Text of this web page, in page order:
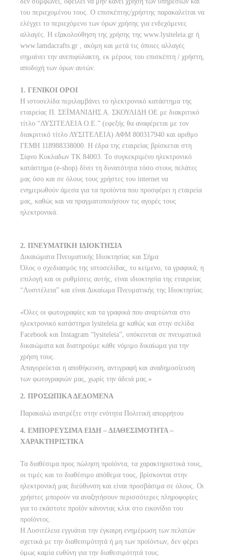
του περιεχομένου τους. Ο επισκέπτης/χρήστης παρακαλείται να
ελέγχει το περιεχόμενο των όρων χρήσης για ενδεχόμενες
αλλαγές. Η εξακολούθηση της χρήσης της www.lysiteleia.gr ή
www.lamdacrafts.gr , ακόμη και μετά τις όποιες αλλαγές
σημαίνει την ανεπιφύλακτη, εκ μέρους του επισκέπτη / χρήστη,
αποδοχή των όρων αυτών.
1. ΓΕΝΙΚΟΙ ΟΡΟΙ
H ιστοσελίδα περιλαμβάνει το ηλεκτρονικό κατάστημα της
εταιρείας Π. ΣΕΪΜΑΝΙΔΗΣ Α. ΣΚΟΥΛΙΔΗ ΟΕ με διακριτικό
τίτλο “ΛΥΣΙΤΕΛΕΙΑ Ο.Ε.” (εφεξής θα αναφέρεται με τον
διακριτικό τίτλο ΛΥΣΙΤΕΛΕΙΑ) ΑΦΜ 800317940 και αριθμο
ΓΕΜΗ 118988338000. Η έδρα της εταιρείας βρίσκεται στη
Σίφνο Κυκλαδων ΤΚ 84003. Το συγκεκριμένο ηλεκτρονικό
κατάστημα (e-shop) δίνει τη δυνατότητα τόσο στους πελάτες
μας όσο και σε όλους τους χρήστες του internet να
ενημερωθούν άμεσα για τα προϊόντα που προσφέρει η εταιρεία
μας, καθώς και να πραγματοποιήσουν τις αγορές τους
ηλεκτρονικά.
2. ΠΝΕΥΜΑΤΙΚΗ ΙΔΙΟΚΤΗΣΙΑ
Δικαιώματα Πνευματικής Ιδιοκτησίας και Σήμα
Όλος ο σχεδιασμός της ιστοσελίδας, το κείμενο, τα γραφικά, η
επιλογή και οι ρυθμίσεις αυτής, είναι ιδιοκτησία της εταιρείας
“Λυσιτέλεια” και είναι Δικαίωμα Πνευματικής της Ιδιοκτησίας.
«Όλες οι φωτογραφίες και τα γραφικά που αναρτώνται στο
ηλεκτρονικό κατάστημα lysiteleia.gr καθώς και στην σελίδα
Facebook και Instagram “lysiteleia”, υπόκεινται σε πνευματικά
δικαιώματα και διατηρούμε κάθε νόμιμο δικαίωμα για την
χρήση τους.
Απαγορεύεται η αποθήκευση, αντιγραφή και αναδημοσίευση
των φωτογραφιών μας, χωρίς την άδειά μας.»
2. ΠΡΟΣΩΠΙΚΑ ΔΕΔΟΜΕΝΑ
Παρακαλώ ανατρέξτε στην ενότητα Πολιτική απορρήτου
4. ΕΜΠΟΡΕΥΣΙΜΑ ΕΙΔΗ – ΔΙΑΘΕΣΙΜΟΤΗΤΑ –
ΧΑΡΑΚΤΗΡΙΣΤΙΚΑ
Τα διαθέσιμα προς πώληση προϊόντα, τα χαρακτηριστικά τους,
οι τιμές και το διαθέσιμο απόθεμα τους, βρίσκονται στην
ηλεκτρονική μας διεύθυνση και είναι προσβάσιμα σε όλους. Οι
χρήστες μπορούν να αναζητήσουν περισσότερες πληροφορίες
για το εκάστοτε προϊόν κάνοντας κλικ στο εικονίδιο του
προϊόντος.
Η Λυσιτέλεια εγγυάται την έγκαιρη ενημέρωση των πελατών
σχετικά με την διαθεσιμότητά ή μη των προϊόντων, δεν φέρει
όμως καμία ευθύνη για την διαθεσιμότητά τους.